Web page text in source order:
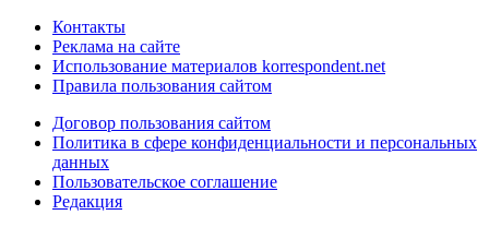
Контакты
Реклама на сайте
Использование материалов korrespondent.net
Правила пользования сайтом
Договор пользования сайтом
Политика в сфере конфиденциальности и персональных
данных
Пользовательское соглашение
Редакция